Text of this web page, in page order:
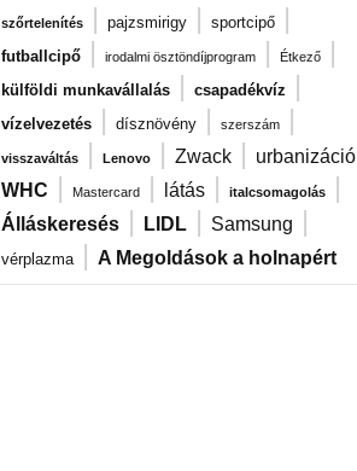
szőrtelenítés | pajzsmirigy | sportcipő |
futballcipő | irodalmi ösztöndíjprogram | Étkező |
külföldi munkavállalás | csapadékvíz |
vízelvezetés | dísznövény | szerszám |
visszaváltás | Lenovo | Zwack | urbanizáció
WHC | Mastercard | látás | italcsomagolás |
Álláskeresés | LIDL | Samsung |
vérplazma | A Megoldások a holnapért